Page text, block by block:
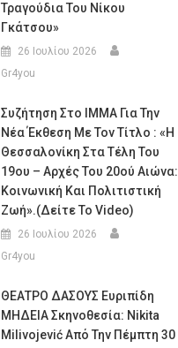
Τραγούδια Του Νίκου
Γκάτσου»
26 Ιουλίου 2026
Gr4you
Συζήτηση Στο ΙΜΜΑ Για Την
Νέα Έκθεση Με Τον Τίτλο : «Η
Θεσσαλονίκη Στα Τέλη Του
19ου – Αρχές Του 20ού Αιώνα:
Κοινωνική Και Πολιτιστική
Ζωή».(Δείτε Το Video)
26 Ιουλίου 2026
Gr4you
ΘΕΑΤΡΟ ΔΑΣΟΥΣ Ευριπίδη
ΜΗΔΕΙΑ Σκηνοθεσία: Nikita
Milivojević Από Την Πέμπτη 30